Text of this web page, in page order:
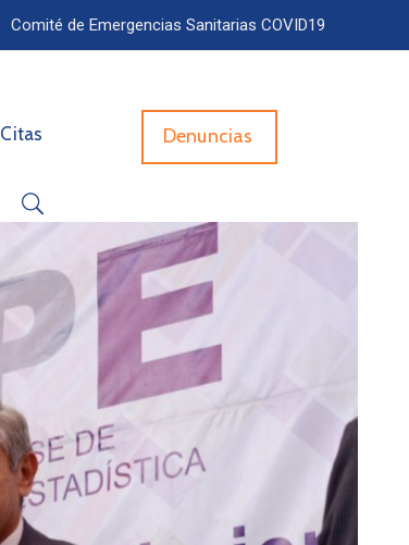
Comité de Emergencias Sanitarias COVID19
Citas Denuncias